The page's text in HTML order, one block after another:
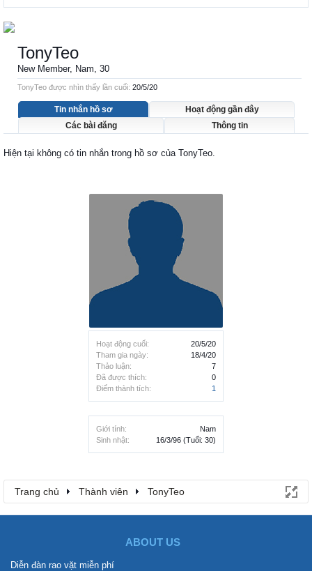
Hoạt động cuối:
20/5/20
Tham gia ngày:
18/4/20
Thảo luận:
7
Đã được thích:
0
Điểm thành tích:
1
Giới tính:
Nam
Sinh nhật:
16/3/96 (Tuổi: 30)
TonyTeo
New Member, Nam, 30
TonyTeo được nhìn thấy lần cuối: 20/5/20
Tin nhắn hồ sơ
Hoạt động gần đây
Các bài đăng
Thông tin
Hiện tại không có tin nhắn trong hồ sơ của TonyTeo.
Trang chủ Thành viên TonyTeo
ABOUT US
Diễn đàn rao vặt miễn phí